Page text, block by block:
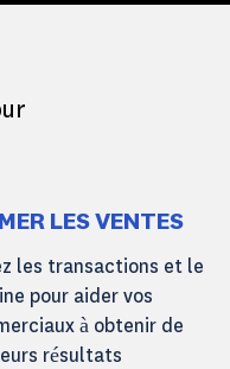
LES VENTES
les transactions et le
pour aider vos
à obtenir de
résultats